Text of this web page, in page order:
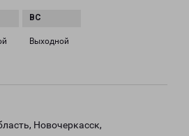
Выходной
Новочеркасск,